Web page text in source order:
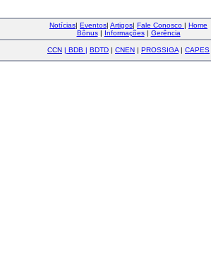
Notícias| Eventos| Artigos| Fale Conosco | Home
Bônus| Informações| Gerência
CCN | BDB | BDTD | CNEN | PROSSIGA | CAPES